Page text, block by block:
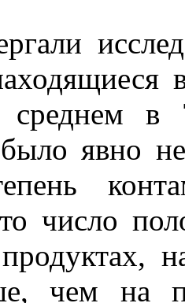
среднем в
явно
число
чем на